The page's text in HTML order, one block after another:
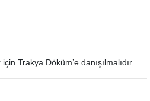
Trakya Döküm’e danışılmalıdır.